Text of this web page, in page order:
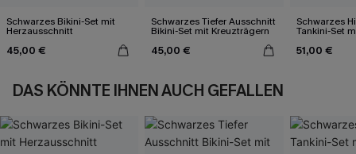
Schwarzes Bikini-Set mit
Herzausschnitt
45,00 €
Schwarzes Tiefer Ausschnitt
Bikini-Set mit Kreuzträgern
45,00 €
Schwarzes
Tankini-Set
51,00 €
DAS KÖNNTE IHNEN AUCH GEFALLEN